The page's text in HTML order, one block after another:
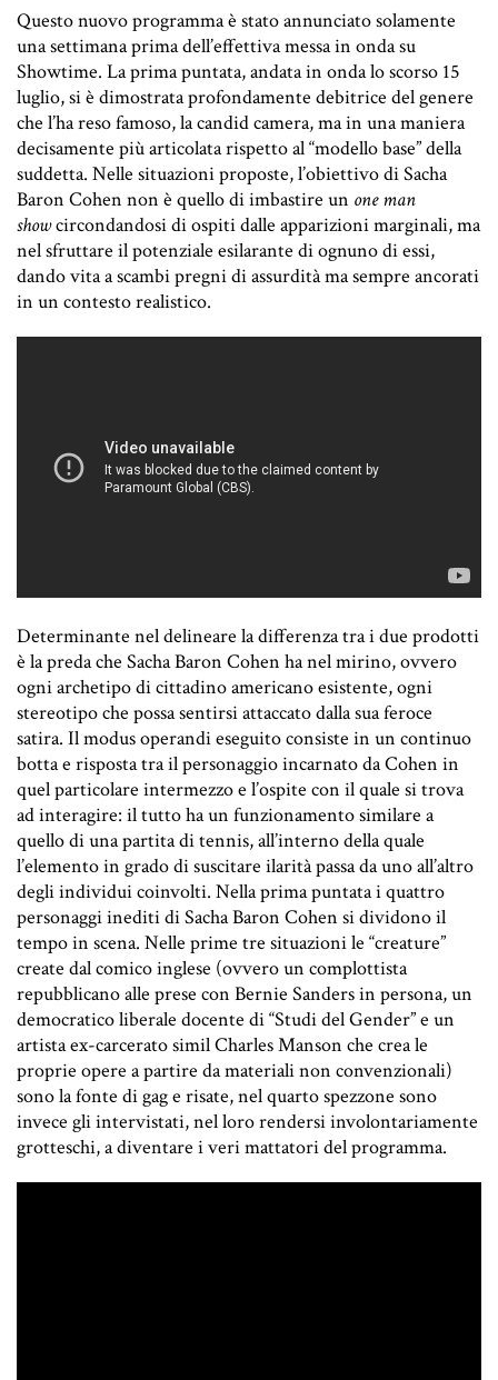
Questo nuovo programma è stato annunciato solamente
una settimana prima dell’effettiva messa in onda su
Showtime. La prima puntata, andata in onda lo scorso 15
luglio, si è dimostrata profondamente debitrice del genere
che l’ha reso famoso, la candid camera, ma in una maniera
decisamente più articolata rispetto al “modello base” della
suddetta. Nelle situazioni proposte, l’obiettivo di Sacha
Baron Cohen non è quello di imbastire un one man
showcircondandosi di ospiti dalle apparizioni marginali, ma
nel sfruttare il potenziale esilarante di ognuno di essi,
dando vita a scambi pregni di assurdità ma sempre ancorati
in un contesto realistico.
Determinante nel delineare la differenza tra i due prodotti
è la preda che Sacha Baron Cohen ha nel mirino, ovvero
ogni archetipo di cittadino americano esistente, ogni
stereotipo che possa sentirsi attaccato dalla sua feroce
satira. Il modus operandi eseguito consiste in un continuo
botta e risposta tra il personaggio incarnato da Cohen in
quel particolare intermezzo e l’ospite con il quale si trova
ad interagire: il tutto ha un funzionamento similare a
quello di una partita di tennis, all’interno della quale
l’elemento in grado di suscitare ilarità passa da uno all’altro
degli individui coinvolti. Nella prima puntata i quattro
personaggi inediti di Sacha Baron Cohen si dividono il
tempo in scena. Nelle prime tre situazioni le “creature”
create dal comico inglese (ovvero un complottista
repubblicano alle prese con Bernie Sanders in persona, un
democratico liberale docente di “Studi del Gender” e un
artista ex-carcerato simil Charles Manson che crea le
proprie opere a partire da materiali non convenzionali)
sono la fonte di gag e risate, nel quarto spezzone sono
invece gli intervistati, nel loro rendersi involontariamente
grotteschi, a diventare i veri mattatori del programma.